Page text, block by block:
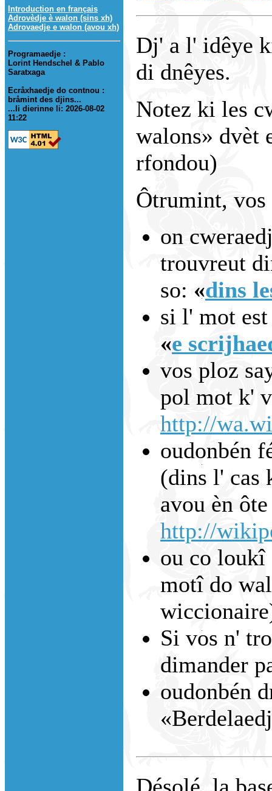
Introduction en français
Adrovèdje è walon (sins xh)
Adrovaedje e walon (avou xh)
Programaedje :
Lorint Hendschel & Pablo
Saratxaga
Ecråxhaedje do contnou :
bråmint des djins...
...li dierinne li: 2026-08-02
11:22
Dj' a l' idêye
di dnêyes.
Notez ki les
walons» dvèt
rfondou)
Ôtrumint,
on
trouvreut
so: «dins
si l' mot
«e
vos ploz
pol mot k'
http://
oudonbén
(dins l' cas
avou èn
http://
ou co loukî
motî do
Si vos n'
dimander
oudonbén